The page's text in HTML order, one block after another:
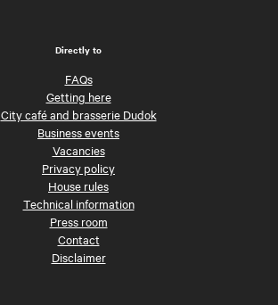
Directly to
FAQs
Getting here
City café and brasserie Dudok
Business events
Vacancies
Privacy policy
House rules
Technical information
Press room
Contact
Disclaimer